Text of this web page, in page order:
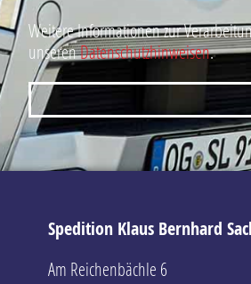
Weitere Informationen zur
unserenDatenschutzhinweisen.
Spedition Klaus Bernhard
Am Reichenbächle 6